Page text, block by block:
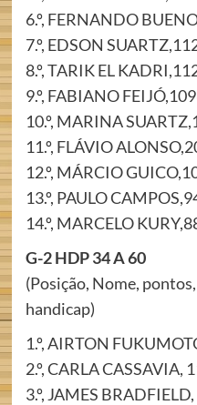
6.º, FERNANDO
7.º, EDSON
8.º, TARIK EL
9.º, FABIANO
10.º, MARINA
11.º, FLÁVIO
12.º, MÁRCIO
13.º, PAULO
14.º, MARCELO
G-2 HDP 34 A 60
(Posição, Nome,
handicap)
1.º, AIRTON
2.º, CARLA CASSAVIA,
3.º, JAMES